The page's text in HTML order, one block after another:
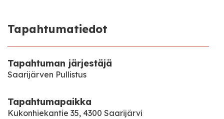
Tapahtumatiedot
Tapahtuman järjestäjä
Saarijärven Pullistus
Tapahtumapaikka
Kukonhiekantie 35, 4300 Saarijärvi